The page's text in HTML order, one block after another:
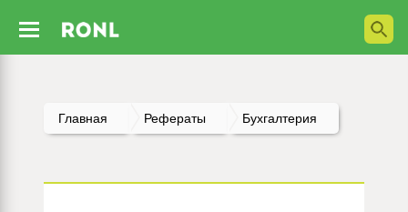
Главная Рефераты Бухгалтерия